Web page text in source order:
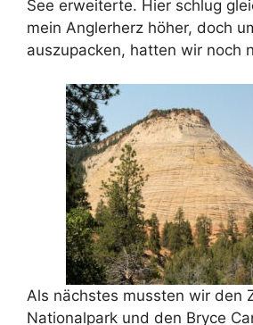
See erweiterte. Hier schlug
mein Anglerherz höher, doch
auszupacken, hatten wir noch
Als nächstes mussten wir den
Nationalpark und den Bryce